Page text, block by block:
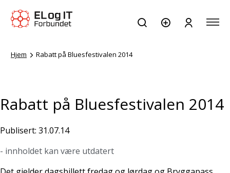
Hjem Rabatt på Bluesfestivalen 2014
Rabatt på Bluesfestivalen 2014
Publisert: 31.07.14
- innholdet kan være utdatert